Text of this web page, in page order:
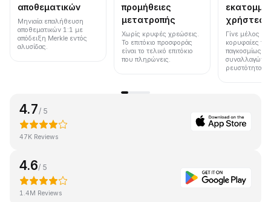
αποθεματικών
Μηνιαία επαλήθευση
αποθεματικών 1:1 με
απόδειξη Merkle εντός
αλυσίδας.
προμήθειες
μετατροπής
Χωρίς κρυφές χρεώσεις.
Το επιτόκιο προσφοράς
είναι το τελικό επιτόκιο
που πληρώνεις.
χρήστες
Γίνε μέλος
κορυφαίες
παγκοσμίως
συναλλαγών
ρευστότητα.
4.7 / 5
47K Reviews
4.6/ 5
1.4M Reviews